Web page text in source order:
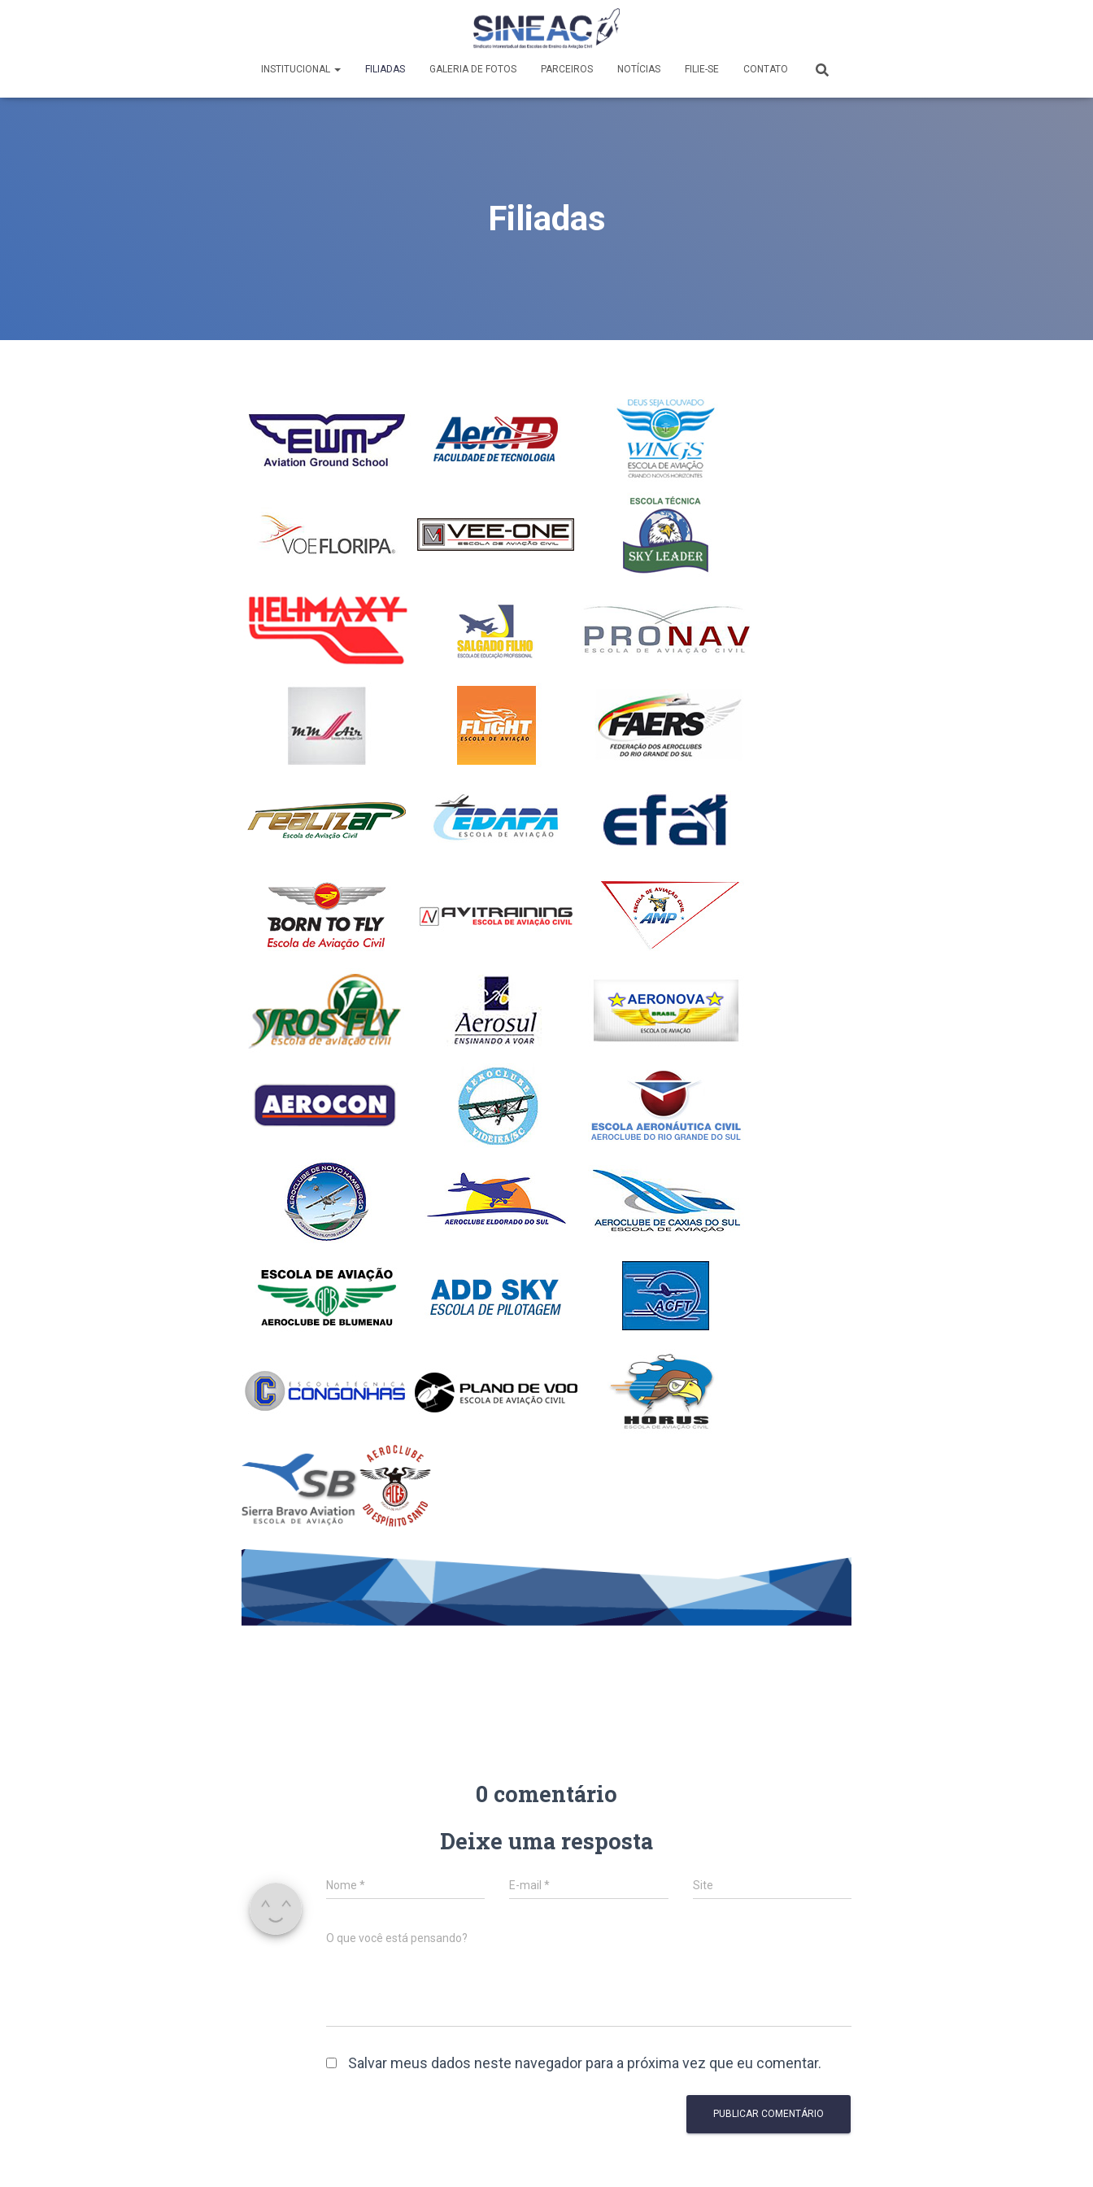
INSTITUCIONAL FILIADAS GALERIA DE FOTOS PARCEIROS NOTÍCIAS FILIE-SE CONTATO
Filiadas
0 comentário
Deixe uma resposta
Nome * E-mail* Site
O que você está pensando?
Salvar meus dados neste navegador para a próxima vez que eu comentar.